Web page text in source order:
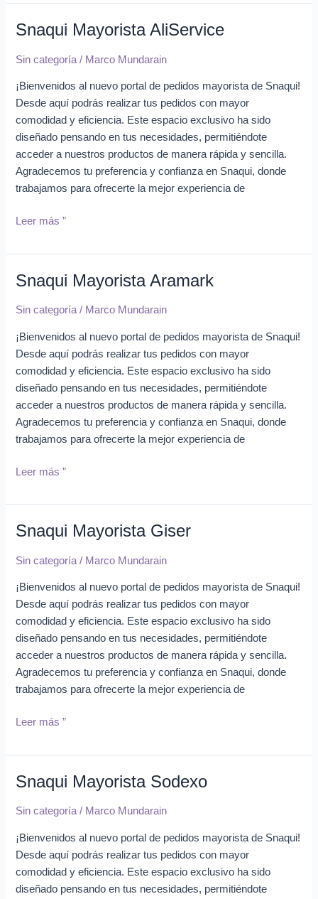
Snaqui Mayorista AliService
Sin categoría / Marco Mundarain
¡Bienvenidos al nuevo portal de pedidos mayorista de Snaqui!
Desde aquí podrás realizar tus pedidos con mayor
comodidad y eficiencia. Este espacio exclusivo ha sido
diseñado pensando en tus necesidades, permitiéndote
acceder a nuestros productos de manera rápida y sencilla.
Agradecemos tu preferencia y confianza en Snaqui, donde
trabajamos para ofrecerte la mejor experiencia de
Snaqui
AliService
Leer más ”
Snaqui Mayorista Aramark
Sin categoría/ Marco Mundarain
¡Bienvenidos al nuevo portal de pedidos mayorista de Snaqui!
Desde aquí podrás realizar tus pedidos con mayor
comodidad y eficiencia. Este espacio exclusivo ha sido
diseñado pensando en tus necesidades, permitiéndote
acceder a nuestros productos de manera rápida y sencilla.
Agradecemos tu preferencia y confianza en Snaqui, donde
trabajamos para ofrecerte la mejor experiencia de
Snaqui
Aramark
Leer más ”
Snaqui Mayorista Giser
Sin categoría / Marco Mundarain
¡Bienvenidos al nuevo portal de pedidos mayorista de Snaqui!
Desde aquí podrás realizar tus pedidos con mayor
comodidad y eficiencia. Este espacio exclusivo ha sido
diseñado pensando en tus necesidades, permitiéndote
acceder a nuestros productos de manera rápida y sencilla.
Agradecemos tu preferencia y confianza en Snaqui, donde
trabajamos para ofrecerte la mejor experiencia de
Snaqui
Giser
Leer más ”
Snaqui Mayorista Sodexo
Sin categoría / Marco Mundarain
¡Bienvenidos al nuevo portal de pedidos mayorista de Snaqui!
Desde aquí podrás realizar tus pedidos con mayor
comodidad y eficiencia. Este espacio exclusivo ha sido
diseñado pensando en tus necesidades, permitiéndote
Snaqui
Sodexo